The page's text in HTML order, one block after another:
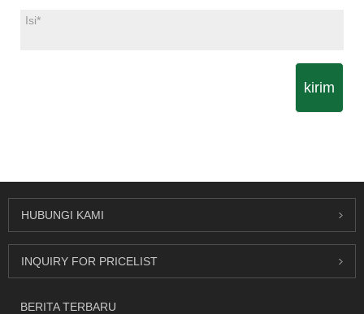
kirim
HUBUNGI KAMI
INQUIRY FOR PRICELIST
BERITA TERBARU